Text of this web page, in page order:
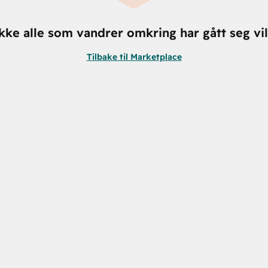
alle som vandrer omkring har gått seg
Tilbake til Marketplace